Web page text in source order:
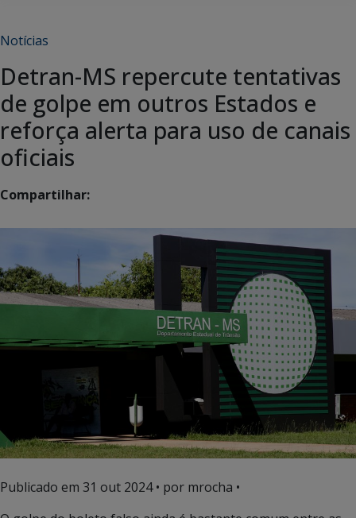
Notícias
Detran-MS repercute tentativas
de golpe em outros Estados e
reforça alerta para uso de canais
oficiais
Compartilhar:
Publicado em 31 out 2024• por mrocha •